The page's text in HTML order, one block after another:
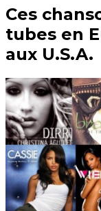
Ces
tubes en
aux U.S.A.